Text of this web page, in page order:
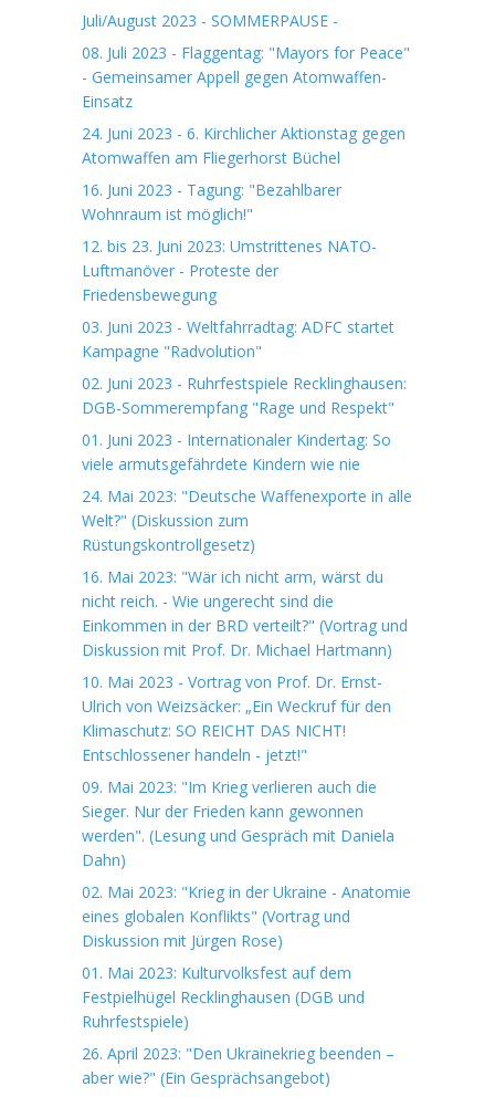
Juli/August 2023 - SOMMERPAUSE -
08. Juli 2023 - Flaggentag: "Mayors for Peace"
- Gemeinsamer Appell gegen Atomwaffen-
Einsatz
24. Juni 2023 - 6. Kirchlicher Aktionstag gegen
Atomwaffen am Fliegerhorst Büchel
16. Juni 2023 - Tagung: "Bezahlbarer
Wohnraum ist möglich!"
12. bis 23. Juni 2023: Umstrittenes NATO-
Luftmanöver - Proteste der
Friedensbewegung
03. Juni 2023 - Weltfahrradtag: ADFC startet
Kampagne "Radvolution"
02. Juni 2023 - Ruhrfestspiele Recklinghausen:
DGB-Sommerempfang "Rage und Respekt"
01. Juni 2023 - Internationaler Kindertag: So
viele armutsgefährdete Kindern wie nie
24. Mai 2023: "Deutsche Waffenexporte in alle
Welt?" (Diskussion zum
Rüstungskontrollgesetz)
16. Mai 2023: "Wär ich nicht arm, wärst du
nicht reich. - Wie ungerecht sind die
Einkommen in der BRD verteilt?" (Vortrag und
Diskussion mit Prof. Dr. Michael Hartmann)
10. Mai 2023 - Vortrag von Prof. Dr. Ernst-
Ulrich von Weizsäcker: „Ein Weckruf für den
Klimaschutz: SO REICHT DAS NICHT!
Entschlossener handeln - jetzt!"
09. Mai 2023: "Im Krieg verlieren auch die
Sieger. Nur der Frieden kann gewonnen
werden". (Lesung und Gespräch mit Daniela
Dahn)
02. Mai 2023: "Krieg in der Ukraine - Anatomie
eines globalen Konflikts" (Vortrag und
Diskussion mit Jürgen Rose)
01. Mai 2023: Kulturvolksfest auf dem
Festpielhügel Recklinghausen (DGB und
Ruhrfestspiele)
26. April 2023: "Den Ukrainekrieg beenden –
aber wie?" (Ein Gesprächsangebot)